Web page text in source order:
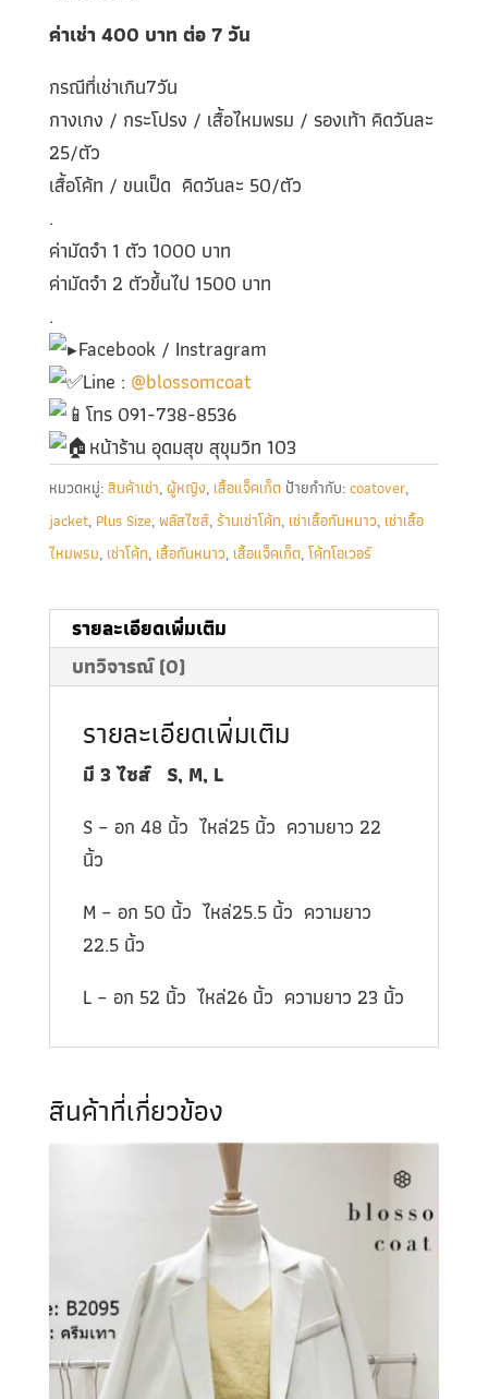
ค่าเช่า 400 บาท ต่อ 7 วัน
กรณีที่เช่าเกิน7วัน
กางเกง / กระโปรง / เสื้อไหมพรม / รองเท้า คิดวันละ
25/ตัว
เสื้อโค้ท / ขนเป็ด คิดวันละ 50/ตัว
.
ค่ามัดจำ 1 ตัว 1000 บาท
ค่ามัดจำ 2 ตัวขึ้นไป 1500 บาท
.
Facebook / Instragram
Line : @blossomcoat
โทร 091-738-8536
หน้าร้าน อุดมสุข สุขุมวิท 103
หมวดหมู่:สินค้าเช่า,ผู้หญิง, เสื้อแจ็คเก็ต ป้ายกำกับ:coatover,
jacket, Plus Size, พลัสไซส์,ร้านเช่าโค้ท, เช่าเสื้อกันหนาว, เช่าเสื้อ
ไหมพรม, เช่าโค้ท, เสื้อกันหนาว, เสื้อแจ็คเก็ต,โค้ทโอเวอร์
รายละเอียดเพิ่มเติม
บทวิจารณ์ (0)
รายละเอียดเพิ่มเติม
มี 3ไซส์ S, M, L
S – อก 48 นิ้ว ไหล่25 นิ้ว ความยาว 22
นิ้ว
M – อก 50 นิ้ว ไหล่25.5 นิ้ว ความยาว
22.5 นิ้ว
L – อก 52 นิ้ว ไหล่26 นิ้ว ความยาว 23 นิ้ว
สินค้าที่เกี่ยวข้อง